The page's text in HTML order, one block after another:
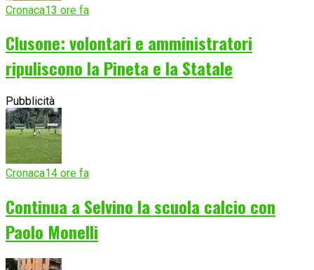
Cronaca13 ore fa
Clusone: volontari e amministratori
ripuliscono la Pineta e la Statale
Pubblicità
Cronaca14 ore fa
Continua a Selvino la scuola calcio con
Paolo Monelli